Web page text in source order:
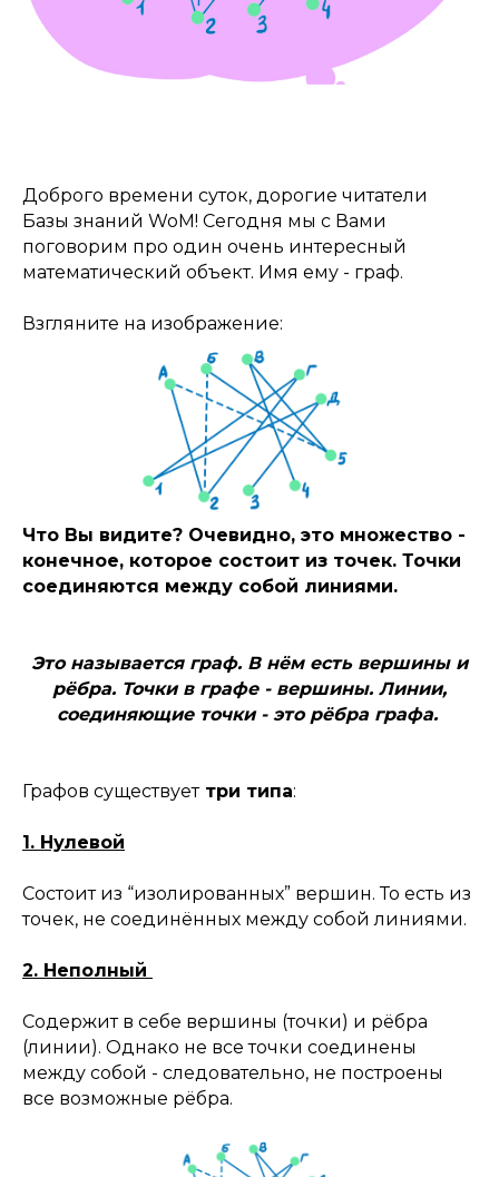
Доброго времени суток, дорогие читатели
Базы знаний WoM! Сегодня мы с Вами
поговорим про один очень интересный
математический объект. Имя ему - граф.
Взгляните на изображение:
Что Вы видите? Очевидно, это множество -
конечное, которое состоит из точек. Точки
соединяются между собой линиями.
Это называется граф. В нём есть вершины и
рёбра. Точки в графе - вершины. Линии,
соединяющие точки - это рёбра графа.
Графов существуеттри типа:
1. Нулевой
Состоит из “изолированных” вершин. То есть из
точек, не соединённых между собой линиями.
2. Неполный
Содержит в себе вершины (точки) и рёбра
(линии). Однако не все точки соединены
между собой - следовательно, не построены
все возможные рёбра.